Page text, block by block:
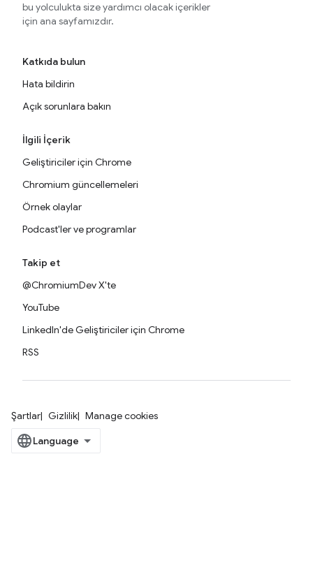
bu yolculukta size yardımcı olacak içerikler
için ana sayfamızdır.
Katkıda bulun
Hata bildirin
Açık sorunlara bakın
İlgili İçerik
Geliştiriciler için Chrome
Chromium güncellemeleri
Örnek olaylar
Podcast'ler ve programlar
Takip et
@ChromiumDev X'te
YouTube
LinkedIn'de Geliştiriciler için Chrome
RSS
Şartlar Gizlilik Manage cookies